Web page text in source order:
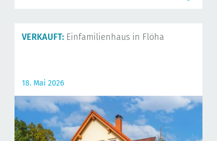
VERKAUFT: Einfamilienhaus in Flöha
18. Mai 2026